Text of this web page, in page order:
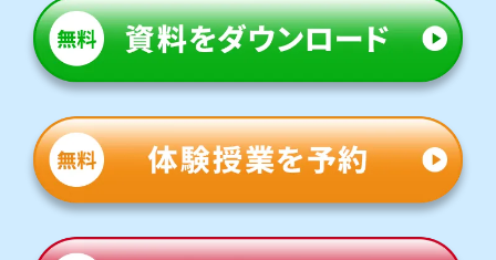
定期考査対策・高校受験対策
公立高校入試対策弱点対策コース
他にも以下の学校に対応しています
原中央中学校・早良中学校・壱岐中学校
壱岐丘中学校・雙葉中学校